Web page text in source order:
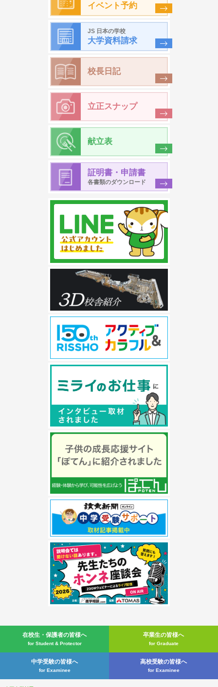
イベント予約
JS 日本の学校
大学資料請求
校長日記
立正スナップ
献立表
証明書・申請書
各書類のダウンロード
在校生・ 保護者の皆様へ
for Student & Protector
卒業生の皆様へ
for Graduate
中学受験の皆様へ
for Examinee
高校受験の皆様へ
for Examinee